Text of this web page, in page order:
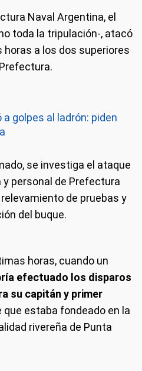
Naval Argentina, el
toda la tripulación-, atacó
a los dos superiores
golpes al ladrón: piden
se investiga el ataque
personal de Prefectura
de pruebas y
del buque.
horas, cuando un
efectuado los disparos
su capitán y primer
que estaba fondeado en la
rivereña de Punta